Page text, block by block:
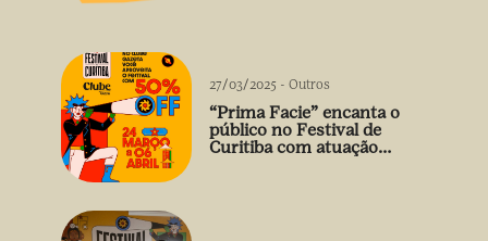
27/03/2025 - Outros
“Prima Facie” encanta o
público no Festival de
Curitiba com atuação